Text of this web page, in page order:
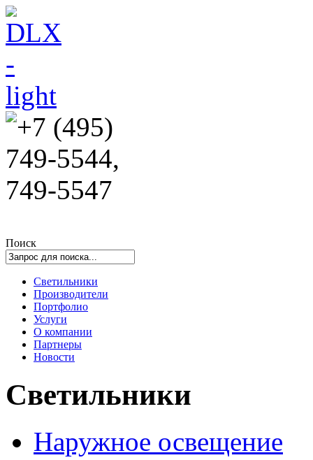
Поиск
Светильники
Производители
Портфолио
Услуги
О компании
Партнеры
Новости
Светильники
Наружное освещение